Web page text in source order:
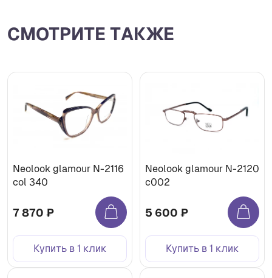
СМОТРИТЕ ТАКЖЕ
Neolook glamour N-2116
col 340
7 870 ₽
Купить в 1 клик
Neolook glamour N-2120
c002
5 600 ₽
Купить в 1 клик